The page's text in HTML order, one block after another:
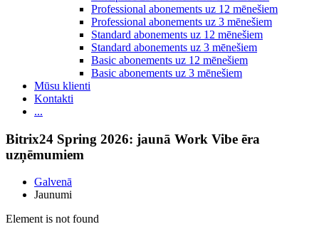
Professional abonements uz 12 mēnešiem
Professional abonements uz 3 mēnešiem
Standard abonements uz 12 mēnešiem
Standard abonements uz 3 mēnešiem
Basic abonements uz 12 mēnešiem
Basic abonements uz 3 mēnešiem
Mūsu klienti
Kontakti
...
Bitrix24 Spring 2026: jaunā Work Vibe ēra
uzņēmumiem
Galvenā
Jaunumi
Element is not found